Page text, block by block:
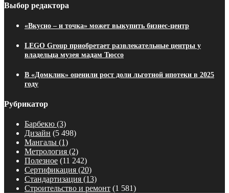
Выбор редактора
«Вкусно – и точка» может выкупить бизнес-центр
LEGO Group приобретает развлекательные центры у
владельца музея мадам Тюссо
В «Домклик» оценили рост доли льготной ипотеки в 2025
году
Рубрикатор
Барбекю (3)
Дизайн (5 498)
Мангалы (1)
Метрология (2)
Полезное (11 242)
Сертификация (20)
Стандартизация (13)
Строительство и ремонт (1 581)